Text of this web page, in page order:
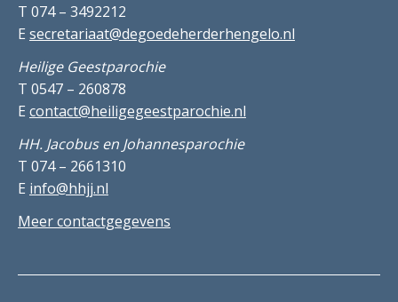
T 074 – 3492212
E secretariaat@degoedeherderhengelo.nl
Heilige Geestparochie
T 0547 – 260878
E contact@heiligegeestparochie.nl
HH. Jacobus en Johannesparochie
T 074 – 2661310
E info@hhjj.nl
Meer contactgegevens